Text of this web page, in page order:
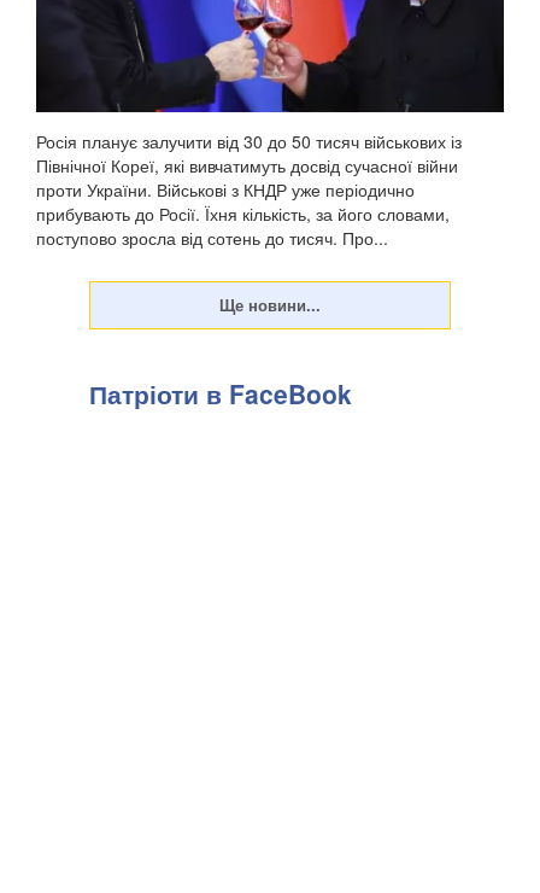
Росія планує залучити від 30 до 50 тисяч військових із
Північної Кореї, які вивчатимуть досвід сучасної війни
проти України. Військові з КНДР уже періодично
прибувають до Росії. Їхня кількість, за його словами,
поступово зросла від сотень до тисяч. Про...
Патріоти в FaceBook